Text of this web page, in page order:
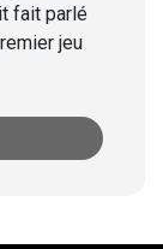
fait parlé
jeu